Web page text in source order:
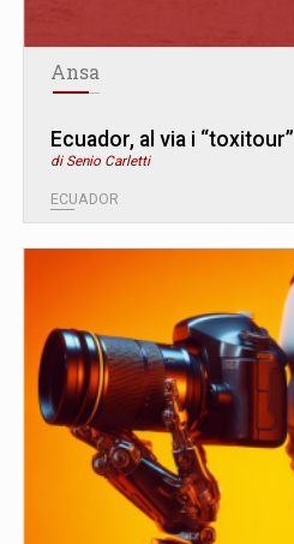
Ansa
Ecuador, al via i “toxitour”
di Senio Carletti
ECUADOR